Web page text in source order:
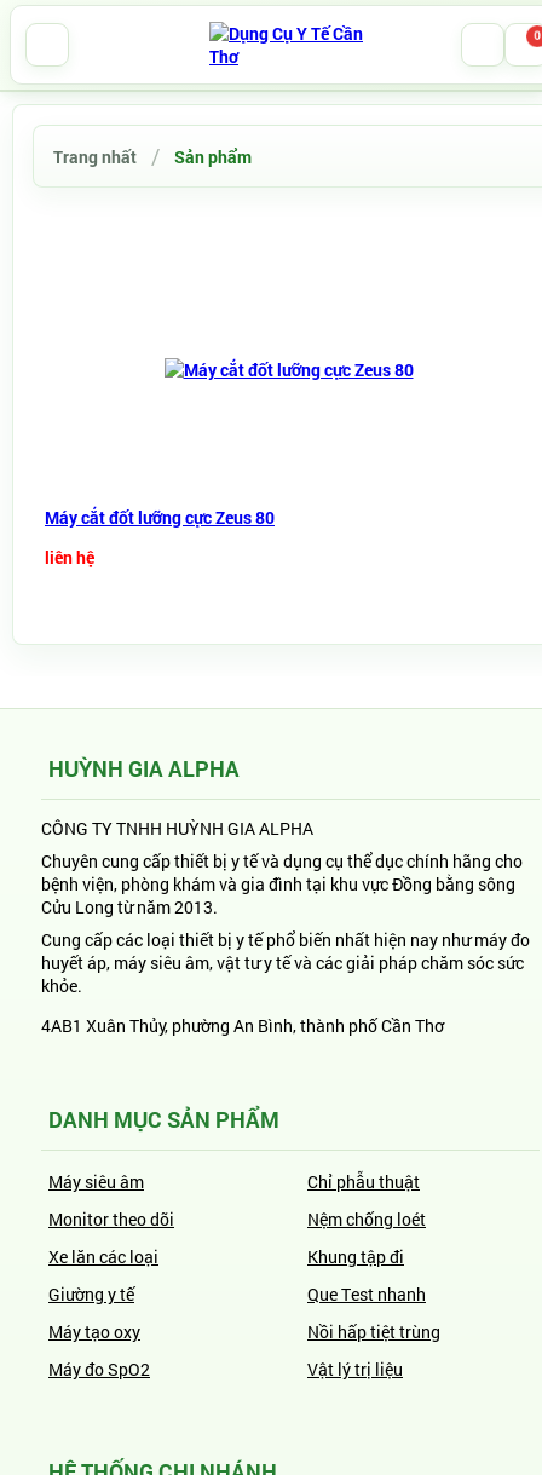
0
Trang nhất Sản phẩm
Máy cắt đốt lưỡng cực Zeus 80
liên hệ
HUỲNH GIA ALPHA
CÔNG TY TNHH HUỲNH GIA ALPHA
Chuyên cung cấp thiết bị y tế và dụng cụ thể dục chính hãng cho
bệnh viện, phòng khám và gia đình tại khu vực Đồng bằng sông
Cửu Long từ năm 2013.
Cung cấp các loại thiết bị y tế phổ biến nhất hiện nay như máy đo
huyết áp, máy siêu âm, vật tư y tế và các giải pháp chăm sóc sức
khỏe.
4AB1 Xuân Thủy, phường An Bình, thành phố Cần Thơ
DANH MỤC SẢN PHẨM
Máy siêu âm
Monitor theo dõi
Xe lăn các loại
Giường y tế
Máy tạo oxy
Máy đo SpO2
Chỉ phẫu thuật
Nệm chống loét
Khung tập đi
Que Test nhanh
Nồi hấp tiệt trùng
Vật lý trị liệu